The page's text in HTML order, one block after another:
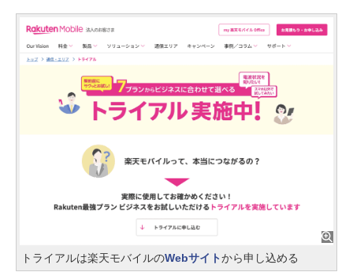
トライアルは楽天モバイルのWebサイトから申し込める